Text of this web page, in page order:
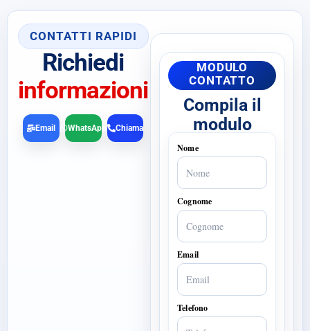
CONTATTI RAPIDI
Richiedi
informazioni
Chiama
Email WhatsApp
MODULO
CONTATTO
Compila il
modulo
Nome
Cognome
Email
Telefono